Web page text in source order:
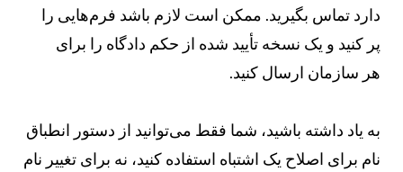
دارد تماس بگیرید. ممکن است لازم باشد فرم‌هایی را
پر کنید و یک نسخه تأیید شده از حکم دادگاه را برای
هر سازمان ارسال کنید.
به یاد داشته باشید، شما فقط می‌توانید از دستور انطباق
نام برای اصلاح یک اشتباه استفاده کنید، نه برای تغییر نام